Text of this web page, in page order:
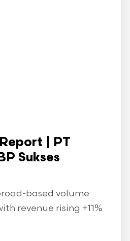
| PT
Sukses
based volume
revenue rising +11%